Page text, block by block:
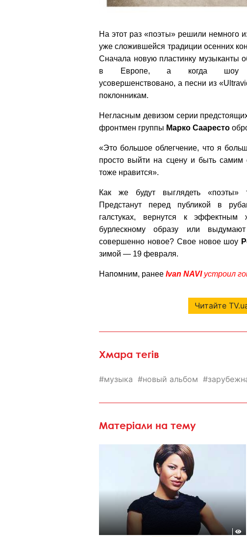
На этот раз «поэты» решили немного
уже сложившейся традиции осенних
Сначала новую пластинку музыканты
в Европе, а когда шоу
усовершенствовано, а песни из
поклонникам.
Негласным девизом серии
фронтмен группы Марко Сааресто
«Это большое облегчение, что я
просто выйти на сцену и быть самим
тоже нравится».
Как же будут выглядеть «поэты»
Предстанут перед публикой в
галстуках, вернутся к эффектным
бурлескному образу или
совершенно новое? Свое новое шоу
зимой — 19 февраля.
Напомним, ранее Ivan NAVIустроил
Читайте
Хмара тегів
музыка новый альбом
Матеріали на тему